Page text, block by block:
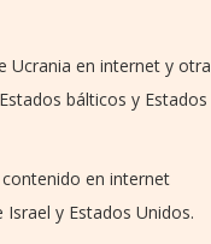
Ucrania en internet y otra
bálticos y Estados
en internet
y Estados Unidos.